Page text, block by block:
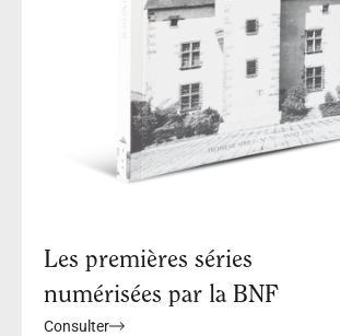
Les premières séries
numérisées par la BNF
Consulter